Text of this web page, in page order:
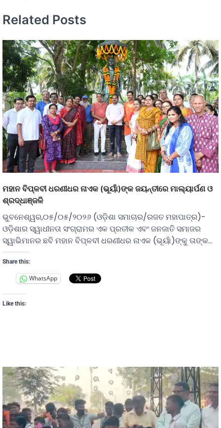
Related Posts
ମହାନ ବିପ୍ଳବୀ ଧରଣୀଧର ନାଏକ (ଭୂୟାଁ)ଙ୍କ ଜୟନ୍ତୀରେ ମାଲ୍ୟାର୍ପଣ ଓ
ଶ୍ରଦ୍ଧାଞ୍ଜଳି
ଭୁବନେଶ୍ୱର,୦୫/୦୫/୨୦୨୬ (ଓଡ଼ିଶା ସମାଚାର/ରଜତ ମହାପାତ୍ର)-
ଓଡ଼ିଶାର ସ୍ୱାଧୀନତା ସଂଗ୍ରାମର ଏକ ପ୍ରତୀକ ଏବଂ ଜନଜାତି ସମାଜର
ସ୍ୱାଭିମାନର ଛବି ମହାନ ବିପ୍ଳବୀ ଧରଣୀଧର ନାଏକ (ଭୂୟାଁ)ଙ୍କୁ ତାଙ୍କ…
Share this:
WhatsApp
Like this: